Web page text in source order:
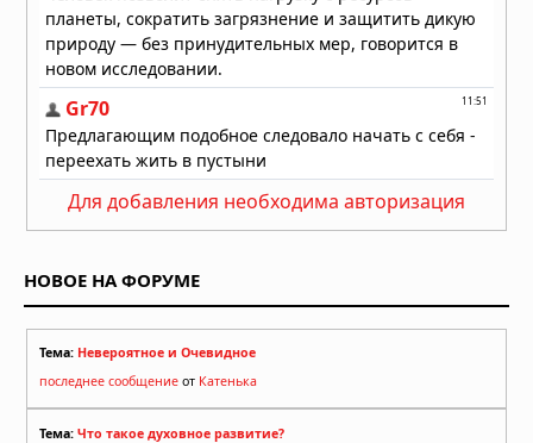
Для добавления необходима авторизация
НОВОЕ НА ФОРУМЕ
Тема: Невероятное и Очевидное
последнее сообщение от Катенька
Тема: Что такое духовное развитие?